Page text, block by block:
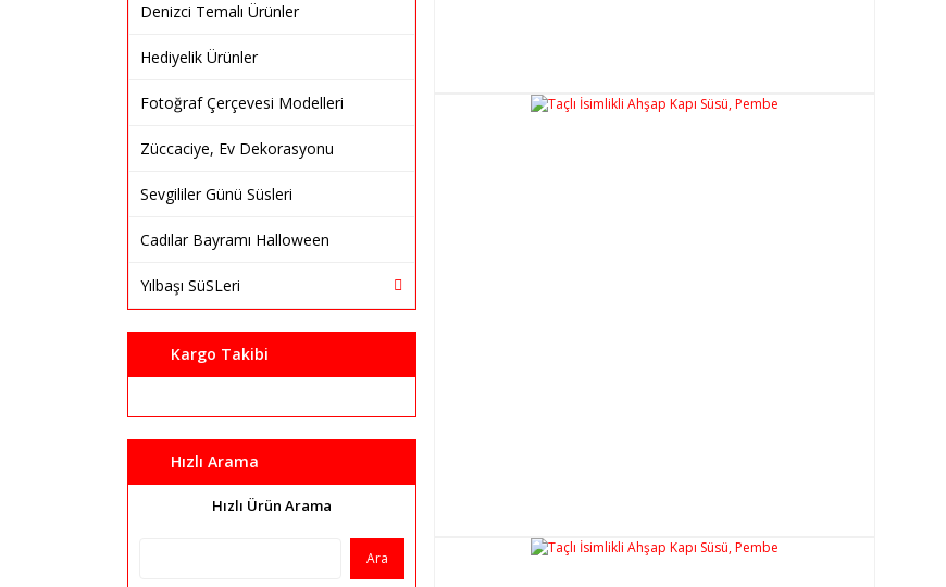
Denizci Temalı Ürünler
Hediyelik Ürünler
Fotoğraf Çerçevesi Modelleri
Züccaciye, Ev Dekorasyonu
Sevgililer Günü Süsleri
Cadılar Bayramı Halloween
Yılbaşı SüSLeri
Kargo Takibi
Hızlı Arama
Hızlı Ürün Arama
Ara